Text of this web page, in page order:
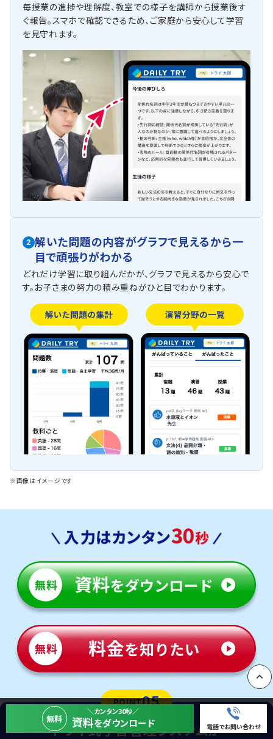
毎授業の進捗や理解度、教室での様子を講師から授業後す
ぐ報告。スマホで確認できるため、ご家庭から安心して学習
を見守れます。
2 解いた問題の内容がグラフで見えるから一
目で頑張りがわかる
どれだけ学習に取り組んだかが、グラフで見えるから安心で
す。お子さまの努力の積み重ねがひと目でわかります。
※画像はイメージです
POINT05
トライ式学習管理システムが
無料
＼カンタン30秒／
資料をダウンロード 電話でお問い合わせ